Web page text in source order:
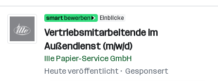
Einblicke
Vertriebsmitarbeitende im
Außendienst (m/w/d)
Ille Papier-Service GmbH
Heute veröffentlicht
Gesponsert